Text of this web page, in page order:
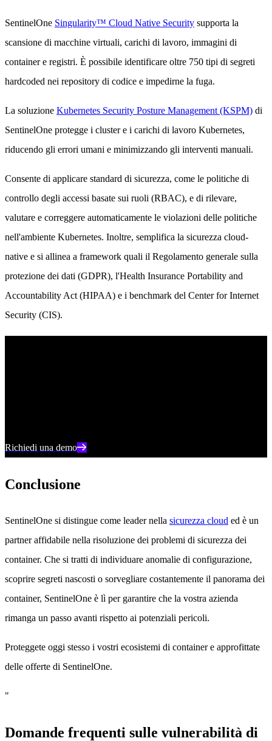
SentinelOne Singularity™ Cloud Native Security supporta la
scansione di macchine virtuali, carichi di lavoro, immagini di
container e registri. È possibile identificare oltre 750 tipi di segreti
hardcoded nei repository di codice e impedirne la fuga.
La soluzione Kubernetes Security Posture Management (KSPM) di
SentinelOne protegge i cluster e i carichi di lavoro Kubernetes,
riducendo gli errori umani e minimizzando gli interventi manuali.
Consente di applicare standard di sicurezza, come le politiche di
controllo degli accessi basate sui ruoli (RBAC), e di rilevare,
valutare e correggere automaticamente le violazioni delle politiche
nell'ambiente Kubernetes. Inoltre, semplifica la sicurezza cloud-
native e si allinea a framework quali il Regolamento generale sulla
protezione dei dati (GDPR), l'Health Insurance Portability and
Accountability Act (HIPAA) e i benchmark del Center for Internet
Security (CIS).
Richiedi una demo
Conclusione
SentinelOne si distingue come leader nella sicurezza cloud ed è un
partner affidabile nella risoluzione dei problemi di sicurezza dei
container. Che si tratti di individuare anomalie di configurazione,
scoprire segreti nascosti o sorvegliare costantemente il panorama dei
container, SentinelOne è lì per garantire che la vostra azienda
rimanga un passo avanti rispetto ai potenziali pericoli.
Proteggete oggi stesso i vostri ecosistemi di container e approfittate
delle offerte di SentinelOne.
"
Domande frequenti sulle vulnerabilità di